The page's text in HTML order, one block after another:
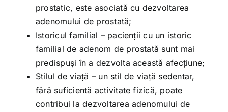
prostatic, este asociată cu dezvoltarea
adenomului de prostată;
Istoricul familial – pacienții cu un istoric
familial de adenom de prostată sunt mai
predispuși în a dezvolta această afecțiune;
Stilul de viață – un stil de viață sedentar,
fără suficientă activitate fizică, poate
contribui la dezvoltarea adenomului de